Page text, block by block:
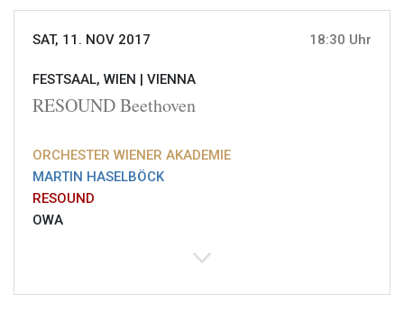
SAT, 11. NOV 2017 18:30 Uhr
FESTSAAL, WIEN | VIENNA
RESOUND Beethoven
ORCHESTER WIENER AKADEMIE
MARTIN HASELBÖCK
RESOUND
OWA